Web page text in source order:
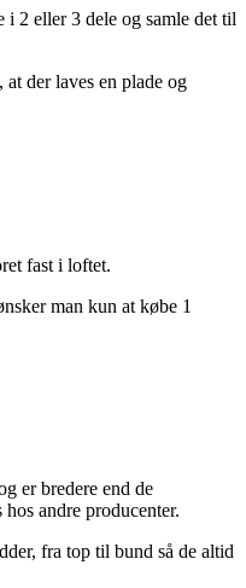
2 eller 3 dele og samle det til
der laves en plade og
fast i loftet.
man kun at købe 1
er bredere end de
andre producenter.
fra top til bund så de altid